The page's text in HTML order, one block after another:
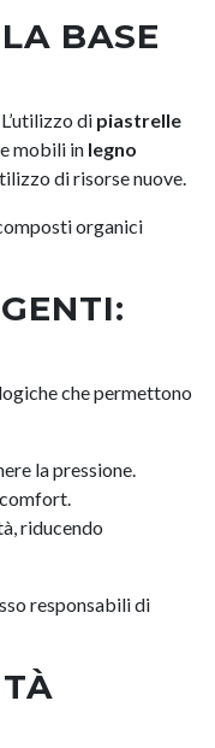
BASE
di piastrelle
, e mobili in legno
di risorse nuove.
organici
che permettono
la pressione.
riducendo
responsabili di